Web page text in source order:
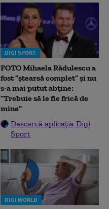
DIGI SPORT
FOTO Mihaela Rădulescu a
fost ”ștearsă complet” și nu
s-a mai putut abține:
”Trebuie să le fie frică de
mine”
Descarcă aplicația Digi
Sport
DIGI WORLD